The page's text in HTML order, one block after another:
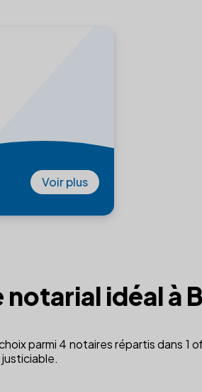
Voir plus
notarial idéal
parmi 4 notaires répartis dans 1